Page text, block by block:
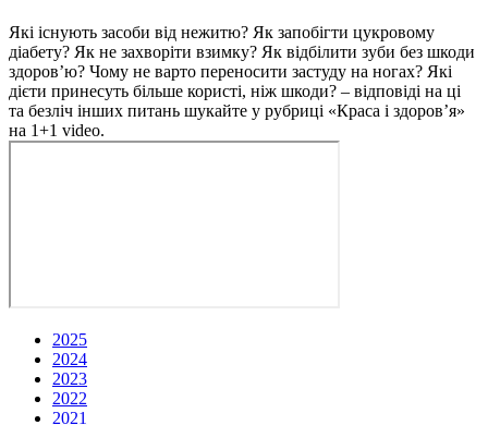
Які існують засоби від нежитю? Як запобігти цукровому
діабету? Як не захворіти взимку? Як відбілити зуби без шкоди
здоров’ю? Чому не варто переносити застуду на ногах? Які
дієти принесуть більше користі, ніж шкоди? – відповіді на ці
та безліч інших питань шукайте у рубриці «Краса і здоров’я»
на 1+1 video.
2025
2024
2023
2022
2021